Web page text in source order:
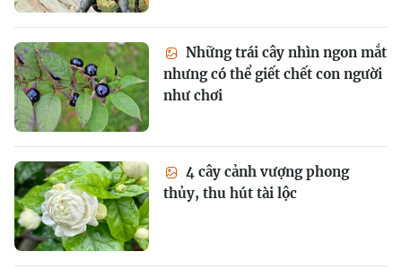
Những trái cây nhìn ngon mắt
nhưng có thể giết chết con người
như chơi
4 cây cảnh vượng phong
thủy, thu hút tài lộc